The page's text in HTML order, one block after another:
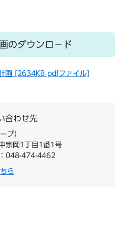
のダウンロ－ド
画 [2634KB pdfファイル]
合わせ先
プ
宗岡1丁目1番1号
048-474-4462
ら